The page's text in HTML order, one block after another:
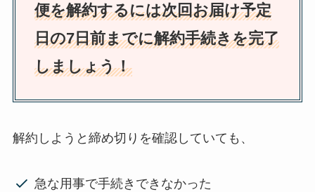
便を解約するには次回お届け予定
日の7日前までに解約手続きを完了
しましょう！
解約しようと締め切りを確認していても、
急な用事で手続きできなかった